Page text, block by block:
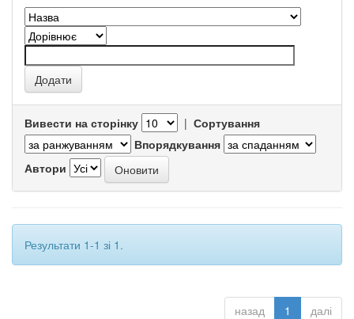
Вивести на сторінку | Сортування
Впорядкування
Автори
Результати 1-1 зі 1.
назад 1 далі